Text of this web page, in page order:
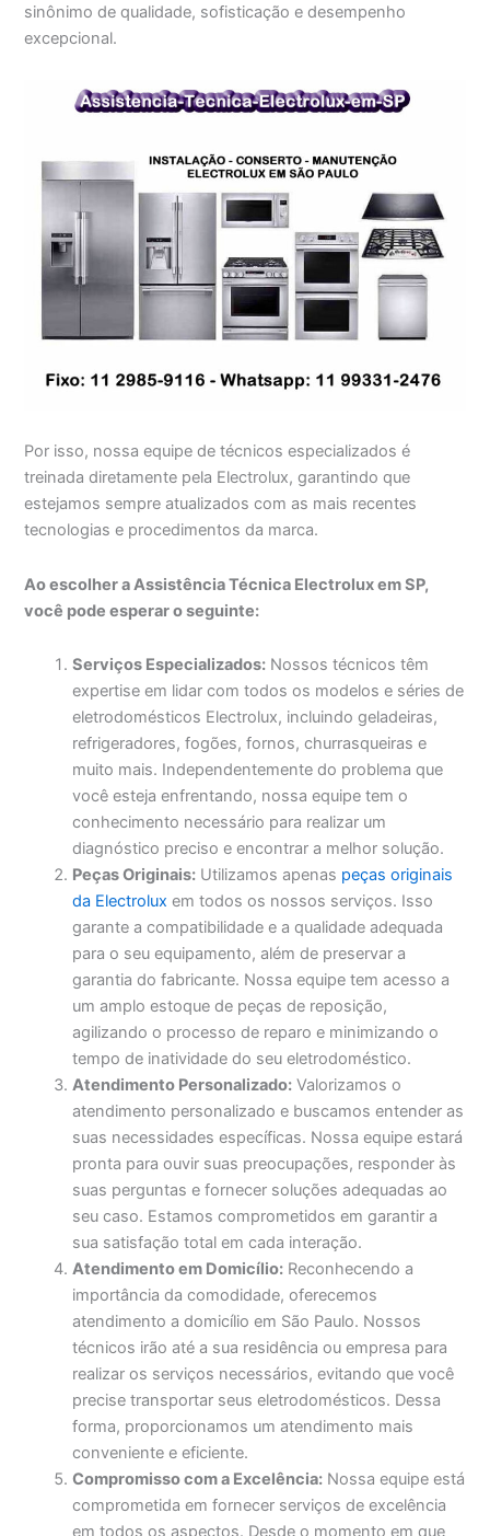
sinônimo de qualidade, sofisticação e desempenho
excepcional.
Por isso, nossa equipe de técnicos especializados é
treinada diretamente pela Electrolux, garantindo que
estejamos sempre atualizados com as mais recentes
tecnologias e procedimentos da marca.
Ao escolher a Assistência Técnica Electrolux em SP,
você pode esperar o seguinte:
Serviços Especializados: Nossos técnicos têm
expertise em lidar com todos os modelos e séries de
eletrodomésticos Electrolux, incluindo geladeiras,
refrigeradores, fogões, fornos, churrasqueiras e
muito mais. Independentemente do problema que
você esteja enfrentando, nossa equipe tem o
conhecimento necessário para realizar um
diagnóstico preciso e encontrar a melhor solução.
Peças Originais: Utilizamos apenas peças originais
da Electrolux em todos os nossos serviços. Isso
garante a compatibilidade e a qualidade adequada
para o seu equipamento, além de preservar a
garantia do fabricante. Nossa equipe tem acesso a
um amplo estoque de peças de reposição,
agilizando o processo de reparo e minimizando o
tempo de inatividade do seu eletrodoméstico.
Atendimento Personalizado: Valorizamos o
atendimento personalizado e buscamos entender as
suas necessidades específicas. Nossa equipe estará
pronta para ouvir suas preocupações, responder às
suas perguntas e fornecer soluções adequadas ao
seu caso. Estamos comprometidos em garantir a
sua satisfação total em cada interação.
Atendimento em Domicílio: Reconhecendo a
importância da comodidade, oferecemos
atendimento a domicílio em São Paulo. Nossos
técnicos irão até a sua residência ou empresa para
realizar os serviços necessários, evitando que você
precise transportar seus eletrodomésticos. Dessa
forma, proporcionamos um atendimento mais
conveniente e eficiente.
Compromisso com a Excelência: Nossa equipe está
comprometida em fornecer serviços de excelência